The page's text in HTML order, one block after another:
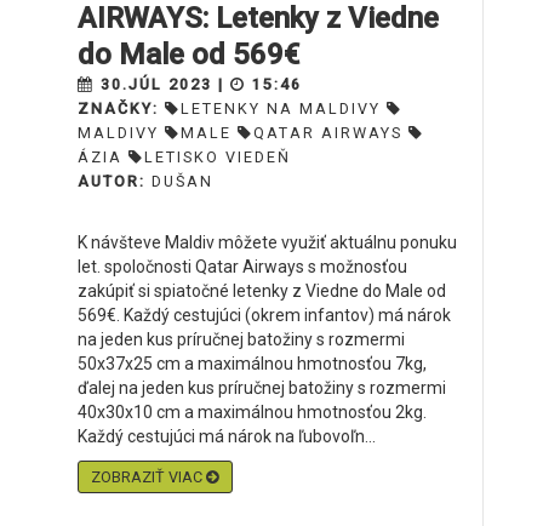
AIRWAYS: Letenky z Viedne
do Male od 569€
30.JÚL 2023 |
15:46
ZNAČKY:
LETENKY NA MALDIVY
MALDIVY
MALE
QATAR AIRWAYS
ÁZIA
LETISKO VIEDEŇ
AUTOR: DUŠAN
K návšteve Maldiv môžete využiť aktuálnu ponuku
let. spoločnosti Qatar Airways s možnosťou
zakúpiť si spiatočné letenky z Viedne do Male od
569€. Každý cestujúci (okrem infantov) má nárok
na jeden kus príručnej batožiny s rozmermi
50x37x25 cm a maximálnou hmotnosťou 7kg,
ďalej na jeden kus príručnej batožiny s rozmermi
40x30x10 cm a maximálnou hmotnosťou 2kg.
Každý cestujúci má nárok na ľubovoľn...
ZOBRAZIŤ VIAC